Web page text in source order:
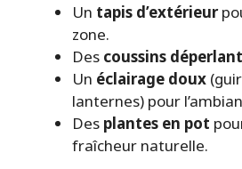
Un tapis d’extérieur
zone.
Des coussins
Un éclairage doux
lanternes) pour
Des plantes en pot
fraîcheur naturelle.